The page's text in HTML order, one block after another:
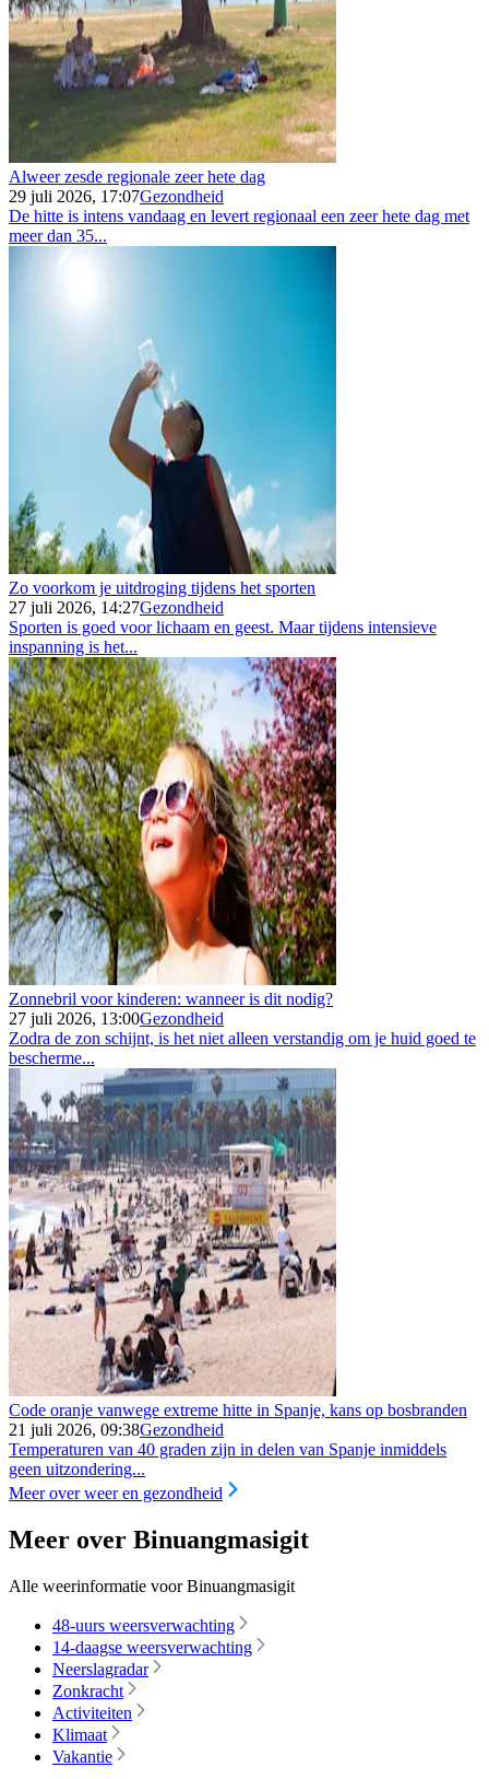
Alweer zesde regionale zeer hete dag
29 juli 2026, 17:07Gezondheid
De hitte is intens vandaag en levert regionaal een zeer hete dag met
meer dan 35...
Zo voorkom je uitdroging tijdens het sporten
27 juli 2026, 14:27Gezondheid
Sporten is goed voor lichaam en geest. Maar tijdens intensieve
inspanning is het...
Zonnebril voor kinderen: wanneer is dit nodig?
27 juli 2026, 13:00Gezondheid
Zodra de zon schijnt, is het niet alleen verstandig om je huid goed te
bescherme...
Code oranje vanwege extreme hitte in Spanje, kans op bosbranden
21 juli 2026, 09:38Gezondheid
Temperaturen van 40 graden zijn in delen van Spanje inmiddels
geen uitzondering...
Meer over weer en gezondheid
Meer over Binuangmasigit
Alle weerinformatie voor Binuangmasigit
48-uurs weersverwachting
14-daagse weersverwachting
Neerslagradar
Zonkracht
Activiteiten
Klimaat
Vakantie